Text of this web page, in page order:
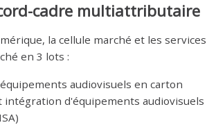
cadre multiattributaire
la cellule marché et les
en 3 lots :
audiovisuels en carton
d'équipements